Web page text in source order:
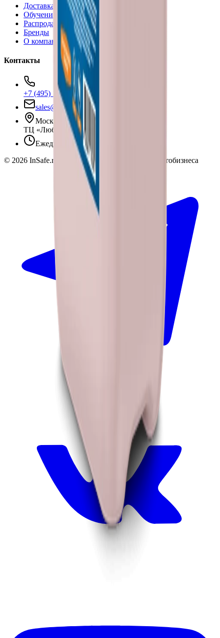
Доставка и оплата
Обучение
Распродажа
Бренды
О компании
Контакты
+7 (495) 135-35-99
sales@insafe.ru
Москва, Люблинская ул., 153.
ТЦ «Люблю Молл», -1 уровень
Ежедневно 10:00 — 19:00
© 2026 InSafe.ru — Товары и технологии для автобизнеса